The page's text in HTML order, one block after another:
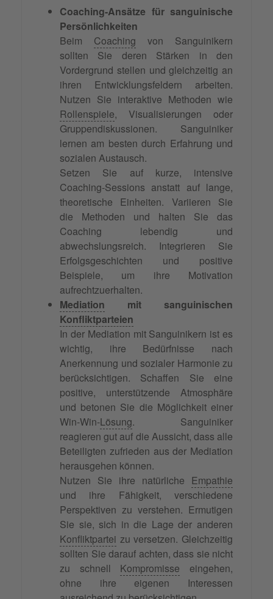
Coaching-Ansätze für sanguinische
Persönlichkeiten
Beim Coaching von Sanguinikern
sollten Sie deren Stärken in den
Vordergrund stellen und gleichzeitig an
ihren Entwicklungsfeldern arbeiten.
Nutzen Sie interaktive Methoden wie
Rollenspiele, Visualisierungen oder
Gruppendiskussionen. Sanguiniker
lernen am besten durch Erfahrung und
sozialen Austausch.
Setzen Sie auf kurze, intensive
Coaching-Sessions anstatt auf lange,
theoretische Einheiten. Variieren Sie
die Methoden und halten Sie das
Coaching lebendig und
abwechslungsreich. Integrieren Sie
Erfolgsgeschichten und positive
Beispiele, um ihre Motivation
aufrechtzuerhalten.
Mediation mit sanguinischen
Konfliktparteien
In der Mediation mit Sanguinikern ist es
wichtig, ihre Bedürfnisse nach
Anerkennung und sozialer Harmonie zu
berücksichtigen. Schaffen Sie eine
positive, unterstützende Atmosphäre
und betonen Sie die Möglichkeit einer
Win-Win-Lösung. Sanguiniker
reagieren gut auf die Aussicht, dass alle
Beteiligten zufrieden aus der Mediation
herausgehen können.
Nutzen Sie ihre natürliche Empathie
und ihre Fähigkeit, verschiedene
Perspektiven zu verstehen. Ermutigen
Sie sie, sich in die Lage der anderen
Konfliktpartei zu versetzen. Gleichzeitig
sollten Sie darauf achten, dass sie nicht
zu schnell Kompromisse eingehen,
ohne ihre eigenen Interessen